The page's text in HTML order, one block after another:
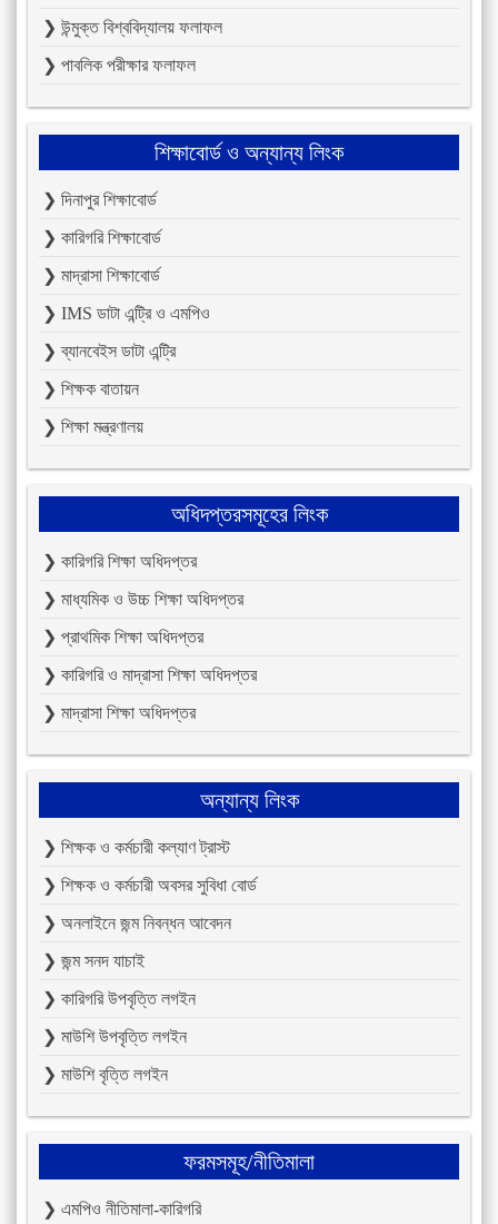
❯ উন্মুক্ত বিশ্ববিদ্যালয় ফলাফল
❯ পাবলিক পরীক্ষার ফলাফল
শিক্ষাবোর্ড ও অন্যান্য লিংক
❯ দিনাপুর শিক্ষাবোর্ড
❯ কারিগরি শিক্ষাবোর্ড
❯ মাদ্রাসা শিক্ষাবোর্ড
❯ IMS ডাটা এন্ট্রি ও এমপিও
❯ ব্যানবেইস ডাটা এন্ট্রি
❯ শিক্ষক বাতায়ন
❯ শিক্ষা মন্ত্রণালয়
অধিদপ্তরসমূহের লিংক
❯ কারিগরি শিক্ষা অধিদপ্তর
❯ মাধ্যমিক ও উচ্চ শিক্ষা অধিদপ্তর
❯ প্রাথমিক শিক্ষা অধিদপ্তর
❯ কারিগরি ও মাদ্রাসা শিক্ষা অধিদপ্তর
❯ মাদ্রাসা শিক্ষা অধিদপ্তর
অন্যান্য লিংক
❯ শিক্ষক ও কর্মচারী কল্যাণ ট্রাস্ট
❯ শিক্ষক ও কর্মচারী অবসর সুবিধা বোর্ড
❯ অনলাইনে জন্ম নিবন্ধন আবেদন
❯ জন্ম সনদ যাচাই
❯ কারিগরি উপবৃত্তি লগইন
❯ মাউশি উপবৃত্তি লগইন
❯ মাউশি বৃত্তি লগইন
ফরমসমূহ/নীতিমালা
❯ এমপিও নীতিমালা-কারিগরি